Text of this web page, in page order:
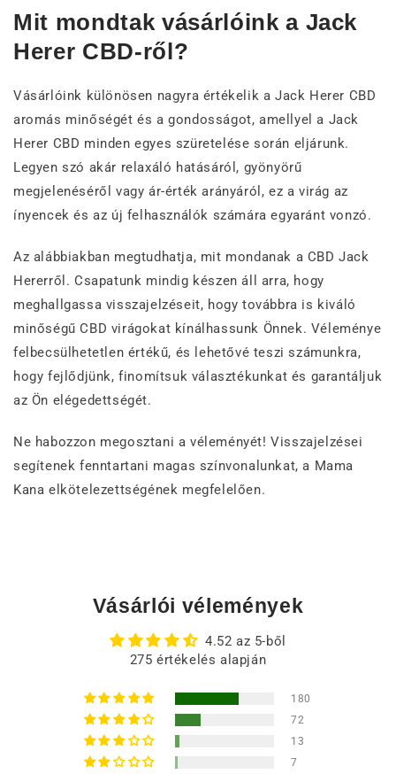
Mit mondtak vásárlóink a Jack
Herer CBD-ről?
Vásárlóink különösen nagyra értékelik a Jack Herer CBD
aromás minőségét és a gondosságot, amellyel a Jack
Herer CBD minden egyes szüretelése során eljárunk.
Legyen szó akár relaxáló hatásáról, gyönyörű
megjelenéséről vagy ár-érték arányáról, ez a virág az
ínyencek és az új felhasználók számára egyaránt vonzó.
Az alábbiakban megtudhatja, mit mondanak a CBD Jack
Hererről. Csapatunk mindig készen áll arra, hogy
meghallgassa visszajelzéseit, hogy továbbra is kiváló
minőségű CBD virágokat kínálhassunk Önnek. Véleménye
felbecsülhetetlen értékű, és lehetővé teszi számunkra,
hogy fejlődjünk, finomítsuk választékunkat és garantáljuk
az Ön elégedettségét.
Ne habozzon megosztani a véleményét! Visszajelzései
segítenek fenntartani magas színvonalunkat, a Mama
Kana elkötelezettségének megfelelően.
Vásárlói vélemények
4.52 az 5-ből
275 értékelés alapján
180
72
13
7